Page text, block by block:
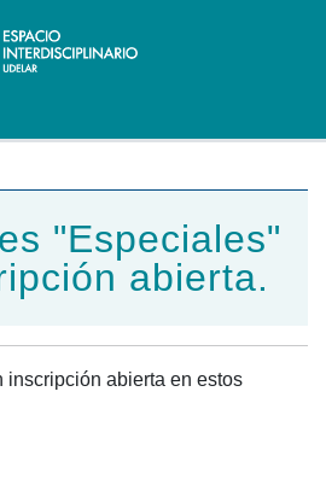
"Especiales"
abierta.
inscripción abierta en estos